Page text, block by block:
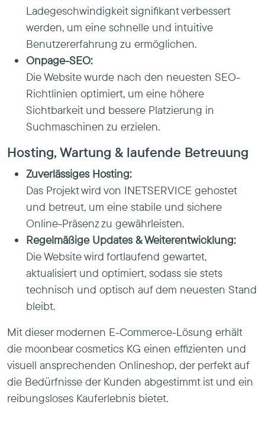
Ladegeschwindigkeit signifikant verbessert
werden, um eine schnelle und intuitive
Benutzererfahrung zu ermöglichen.
Onpage-SEO:
Die Website wurde nach den neuesten SEO-
Richtlinien optimiert, um eine höhere
Sichtbarkeit und bessere Platzierung in
Suchmaschinen zu erzielen.
Hosting, Wartung & laufende Betreuung
Zuverlässiges Hosting:
Das Projekt wird von INETSERVICE gehostet
und betreut, um eine stabile und sichere
Online-Präsenz zu gewährleisten.
Regelmäßige Updates & Weiterentwicklung:
Die Website wird fortlaufend gewartet,
aktualisiert und optimiert, sodass sie stets
technisch und optisch auf dem neuesten Stand
bleibt.
Mit dieser modernen E-Commerce-Lösung erhält
die moonbear cosmetics KG einen effizienten und
visuell ansprechenden Onlineshop, der perfekt auf
die Bedürfnisse der Kunden abgestimmt ist und ein
reibungsloses Kauferlebnis bietet.